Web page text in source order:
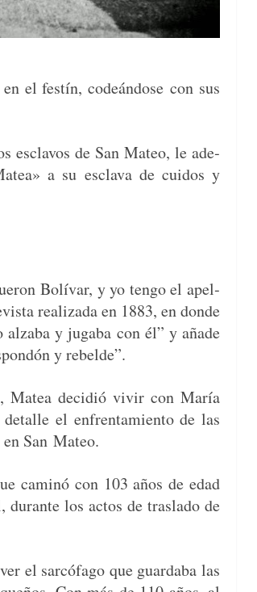
el fes­tín, codeán­dosecon sus
esclavos de San Mateo, le ade­
a su escla­va de cui­dos y
Bolí­var, y yo ten­go el apel­
real­iza­da en 1883, en donde
y juga­ba con él” y añade
y rebelde”.
Matea decidió vivir con María
el enfrentamien­to de las
San Mateo.
cam­inó con 103 años de edad
durante los actos de trasla­do de
el sar­cófa­go que guard­a­ba las